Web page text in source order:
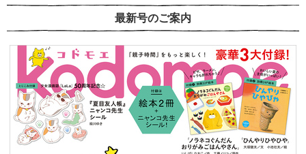
最新号のご案内